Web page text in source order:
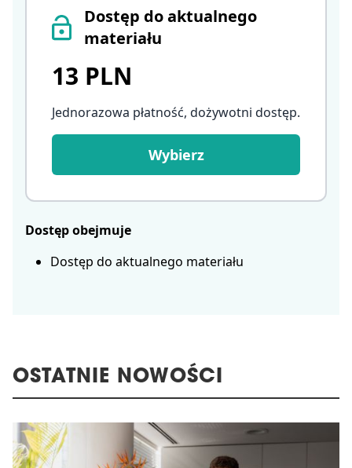
Dostęp do aktualnego
materiału
13 PLN
Jednorazowa płatność, dożywotni dostęp.
Wybierz
Dostęp obejmuje
Dostęp do aktualnego materiału
OSTATNIE NOWOŚCI